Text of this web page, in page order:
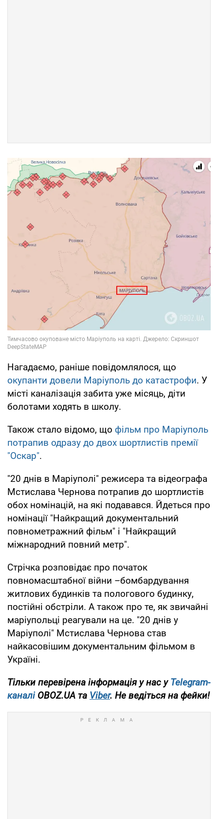
Нагадаємо, раніше повідомлялося, що
окупанти довели Маріуполь до катастрофи. У
місті каналізація забита уже місяць, діти
болотами ходять в школу.
Також стало відомо, що фільм про Маріуполь
потрапив одразу до двох шортлистів премії
"Оскар".
"20 днів в Маріуполі" режисера та відеографа
Мстислава Чернова потрапив до шортлистів
обох номінацій, на які подавався. Йдеться про
номінації "Найкращий документальний
повнометражний фільм" і "Найкращий
міжнародний повний метр".
Стрічка розповідає про початок
повномасштабної війни –бомбардування
житлових будинків та пологового будинку,
постійні обстріли. А також про те, як звичайні
маріупольці реагували на це. "20 днів у
Маріуполі" Мстислава Чернова став
найкасовішим документальним фільмом в
Україні.
Тільки перевірена інформація у нас уTelegram-
каналіOBOZ.UA та Viber. Не ведіться на фейки!